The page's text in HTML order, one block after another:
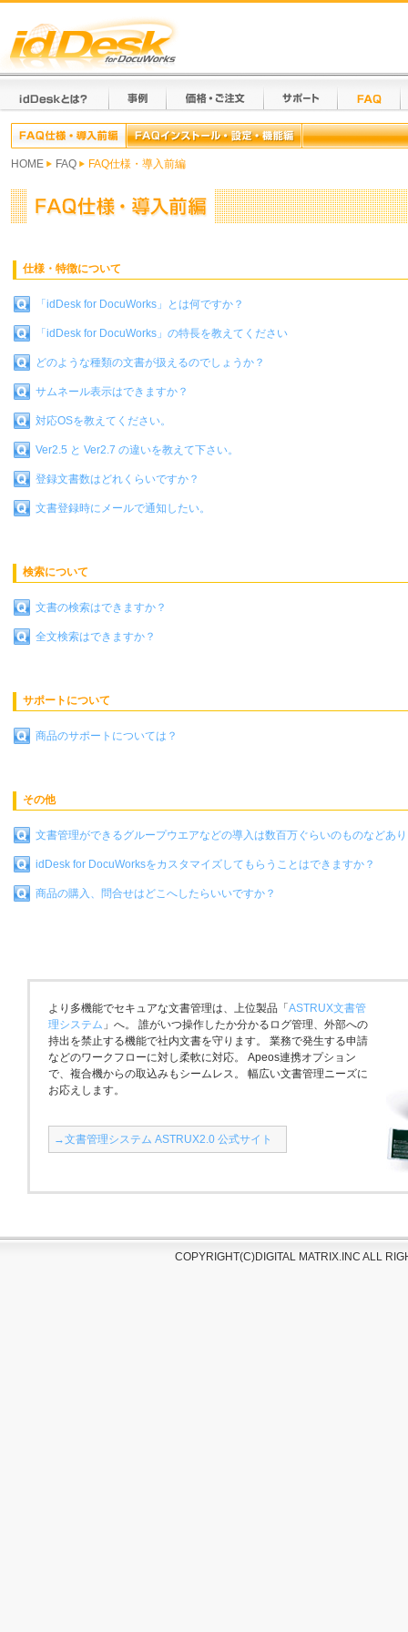
HOME FAQ FAQ仕様・導入前編
仕様・特徴について
「idDesk for DocuWorks」とは何ですか？
「idDesk for DocuWorks」の特長を教えてください
どのような種類の文書が扱えるのでしょうか？
サムネール表示はできますか？
対応OSを教えてください。
Ver2.5 と Ver2.7 の違いを教えて下さい。
登録文書数はどれくらいですか？
文書登録時にメールで通知したい。
検索について
文書の検索はできますか？
全文検索はできますか？
サポートについて
商品のサポートについては？
その他
文書管理ができるグループウエアなどの導入は数百万ぐらいのものなどあ
idDesk for DocuWorksをカスタマイズしてもらうことはできますか？
商品の購入、問合せはどこへしたらいいですか？
より多機能でセキュアな文書管理は、上位製品「 ASTRUX文書管
理システム 」へ。 誰がいつ操作したか分かるログ管理、外部への
持出を禁止する機能で社内文書を守ります。 業務で発生する申請
などのワークフローに対し柔軟に対応。 Apeos連携オプション
で、複合機からの取込みもシームレス。 幅広い文書管理ニーズに
お応えします。
→文書管理システム ASTRUX2.0 公式サイト
COPYRIGHT(C)DIGITAL MATRIX.INC ALL